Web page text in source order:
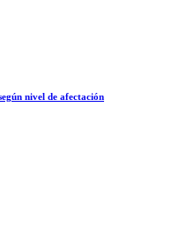
nivel de afectación